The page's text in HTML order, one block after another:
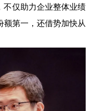
不仅助力企业整体业绩
第一，还借势加快从